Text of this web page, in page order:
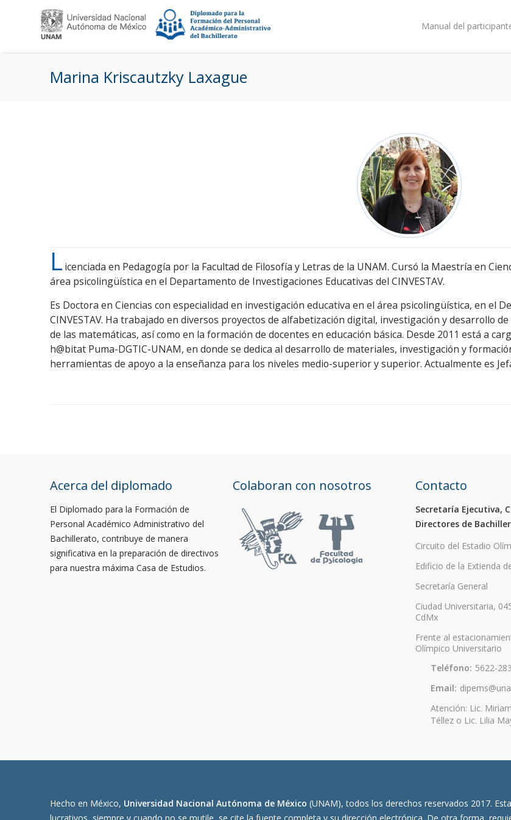
Manual del
Marina Kriscautzky Laxague
L icenciada en Pedagogía por la Facultad de Filosofía y Letras de la UNAM. Cursó la Maestría en
área psicolingüística en el Departamento de Investigaciones Educativas del CINVESTAV.
Es Doctora en Ciencias con especialidad en investigación educativa en el área psicolingüística, en el
CINVESTAV. Ha trabajado en diversos proyectos de alfabetización digital, investigación y desarrollo
de las matemáticas, así como en la formación de docentes en educación básica. Desde 2011 está a
h@bitat Puma-DGTIC-UNAM, en donde se dedica al desarrollo de materiales, investigación y
herramientas de apoyo a la enseñanza para los niveles medio-superior y superior. Actualmente es
Acerca del diplomado
El Diplomado para la Formación de
Personal Académico Administrativo del
Bachillerato, contribuye de manera
significativa en la preparación de directivos
para nuestra máxima Casa de Estudios.
Colaboran con nosotros Contacto
Secretaría Ejecutiva,
Directores de
Circuito del Estadio
Edificio de la Extienda
Secretaría General
Ciudad Universitaria,
CdMx
Frente al
Olímpico Universitario
Teléfono: 5622-
Email:
Atención: Lic.
Téllez o Lic. Lilia
Hecho en México, Universidad Nacional Autónoma de México (UNAM), todos los derechos reservados 2017.